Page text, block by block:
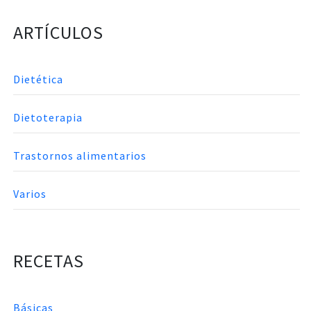
ARTÍCULOS
Dietética
Dietoterapia
Trastornos alimentarios
Varios
RECETAS
Básicas